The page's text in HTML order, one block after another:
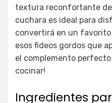
textura reconfortante
cuchara es ideal para
convertirá en un
esos fideos gordos que
el complemento perfecto
cocinar!
Ingredientes